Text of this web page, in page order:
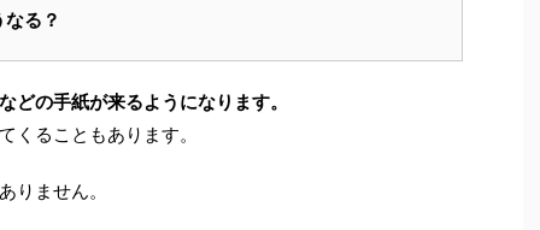
る？
どの手紙が来るようになります。
くることもあります。
りません。